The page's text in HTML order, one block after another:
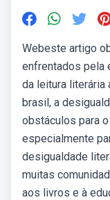
Webeste artigo
enfrentados pela
da leitura literária
brasil, a
obstáculos para
especialmente
desigualdade
muitas
aos livros e à